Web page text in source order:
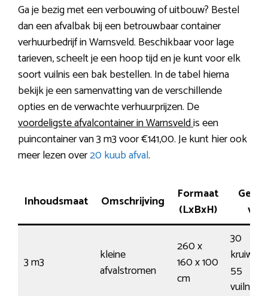
Ga je bezig met een verbouwing of uitbouw? Bestel
dan een afvalbak bij een betrouwbaar container
verhuurbedrijf in Warnsveld. Beschikbaar voor lage
tarieven, scheelt je een hoop tijd en je kunt voor elk
soort vuilnis een bak bestellen. In de tabel hierna
bekijk je een samenvatting van de verschillende
opties en de verwachte verhuurprijzen. De
voordeligste afvalcontainer in Warnsveldis een
puincontainer van 3 m3 voor €141,00. Je kunt hier ook
meer lezen over20 kuub afval.
Inhoudsmaat Omschrijving
Formaat
(LxBxH)
3 m3
kleine
afvalstromen
260 x
160 x 100
cm
30
55